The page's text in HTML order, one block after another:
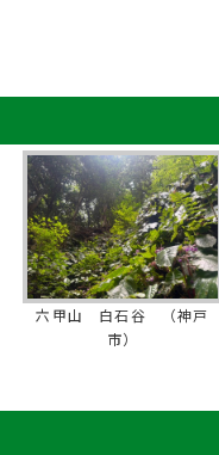
六甲山 白石谷 （神戸
市）